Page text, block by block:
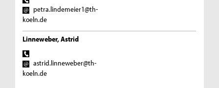
petra.lindemeier1@th-
koeln.de
Linneweber, Astrid
astrid.linneweber@th-
koeln.de